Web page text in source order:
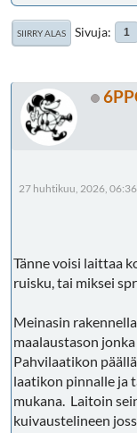
SIIRRY ALAS Sivuja 1
27 huhtikuu, 2026, 06:36
Tänne voisi laittaa
ruisku, tai miksei
Meinasin
maalaustason
Pahvilaatikon
laatikon pinnalle ja
mukana. Laitoin
kuivaustelineen